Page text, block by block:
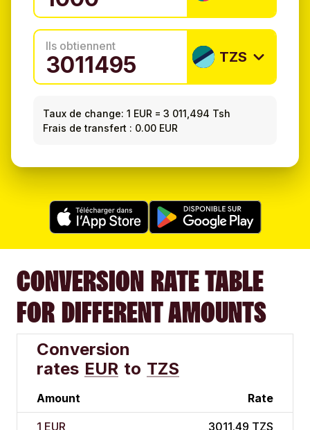
Ils obtiennent
TZS
Taux de change: 1 EUR =3 011,494 Tsh
Frais de transfert : 0.00 EUR
CONVERSION RATE TABLE
FOR DIFFERENT AMOUNTS
Conversion
rates EUR to TZS
Amount Rate
1 EUR 3011.49 TZS